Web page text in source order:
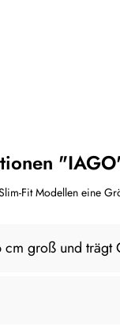
Fit Modellen eine
cm groß und trägt